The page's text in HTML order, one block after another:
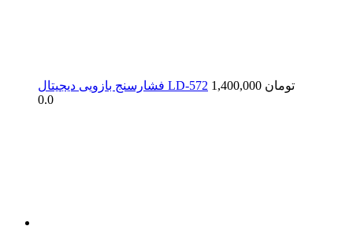
فشارسنج بازویی دیجیتال LD-572
1,400,000 تومان
0.0